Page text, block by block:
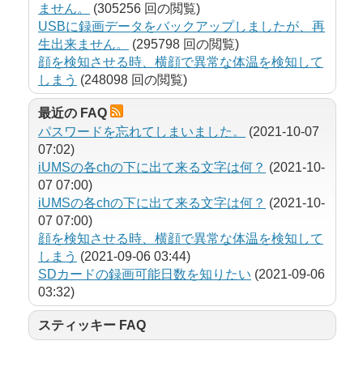
ません。
(305256 回の閲覧)
USBに録画データをバックアップしましたが、再
生出来ません。
(295798 回の閲覧)
顔を検知させる時、横顔で異常な体温を検知して
しまう (248098 回の閲覧)
最近の FAQ
パスワードを忘れてしまいました。
(2021-10-07
07:02)
iUMSの各chの下に出て来る文字は何？ (2021-10-
07 07:00)
iUMSの各chの下に出て来る文字は何？ (2021-10-
07 07:00)
顔を検知させる時、横顔で異常な体温を検知して
しまう (2021-09-06 03:44)
SDカードの録画可能日数を知りたい (2021-09-06
03:32)
スティッキー FAQ